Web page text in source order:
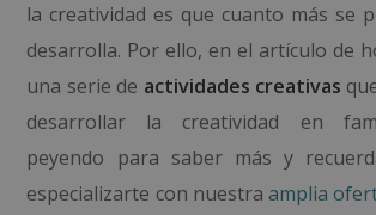
la creatividad es que cuanto más se
desarrolla. Por ello, en el artículo de
una serie de actividades creativas
desarrollar la creatividad en
peyendo para saber más y
especializarte con nuestra amplia